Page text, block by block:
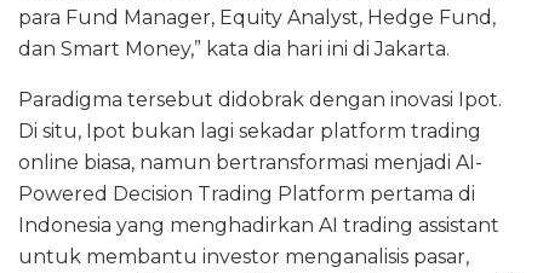
para Fund Manager, Equity Analyst, Hedge Fund,
dan Smart Money,” kata dia hari ini di Jakarta.
Paradigma tersebut didobrak dengan inovasi Ipot.
Di situ, Ipot bukan lagi sekadar platform trading
online biasa, namun bertransformasi menjadi AI-
Powered Decision Trading Platform pertama di
Indonesia yang menghadirkan AI trading assistant
untuk membantu investor menganalisis pasar,